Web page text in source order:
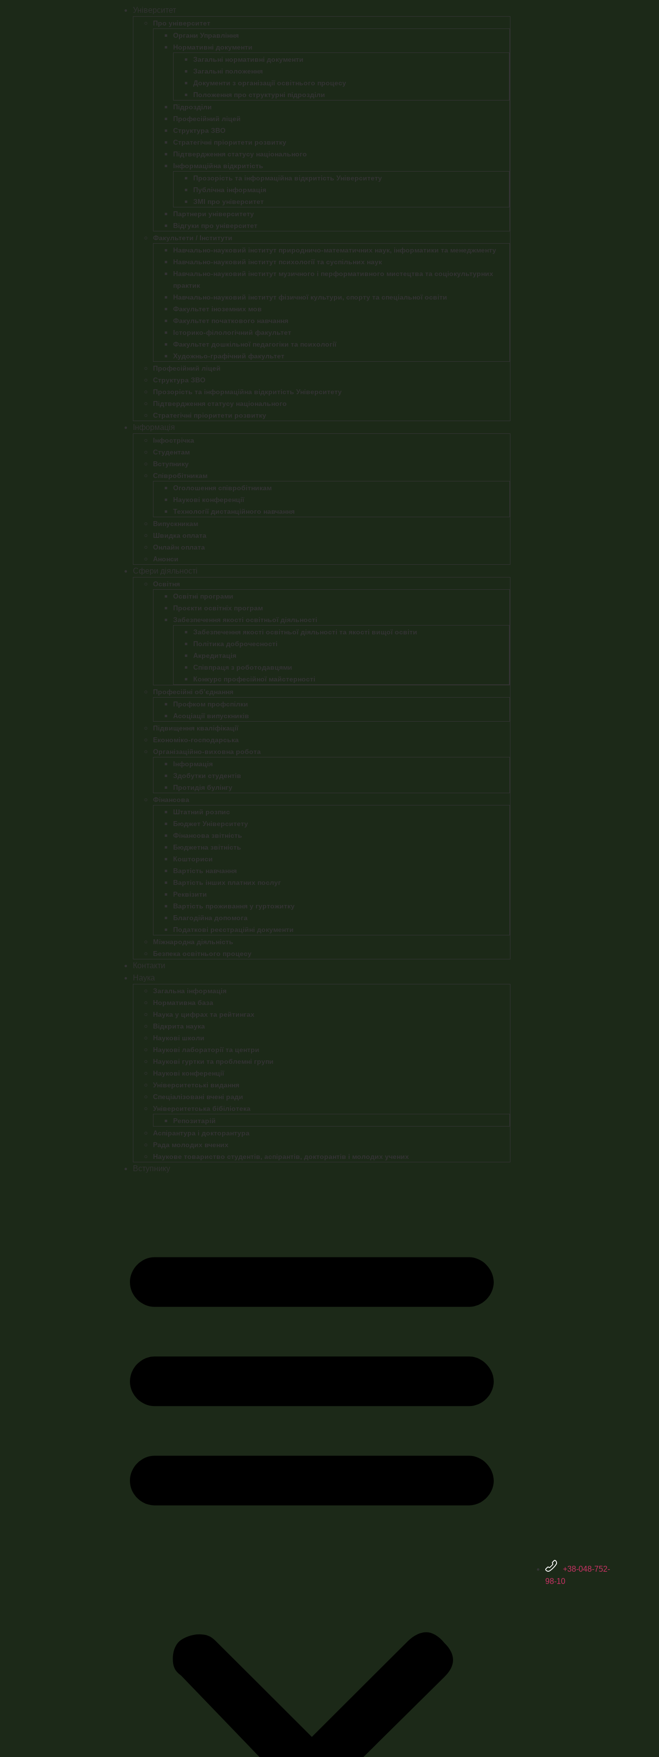
Університет
Про університет
Органи Управління
Нормативні документи
Загальні нормативні документи
Загальні положення
Документи з організації освітнього процесу
Положення про структурні підрозділи
Підрозділи
Професійний ліцей
Структура ЗВО
Стратегічні пріоритети розвитку
Підтвердження статусу національного
Інформаційна відкритість
Прозорість та інформаційна відкритість Університету
Публічна інформація
ЗМІ про університет
Партнери університету
Відгуки про університет
Факультети / Інститути
Навчально-науковий інститут природничо-математичних наук, інформатики та менеджменту
Навчально-науковий інститут психології та суспільних наук
Навчально-науковий інститут музичного і перформативного мистецтва та соціокультурних
практик
Навчально-науковий інститут фізичної культури, спорту та спеціальної освіти
Факультет іноземних мов
Факультет початкового навчання
Історико-філологічний факультет
Факультет дошкільної педагогіки та психології
Художньо-графічний факультет
Професійний ліцей
Структура ЗВО
Прозорість та інформаційна відкритість Університету
Підтвердження статусу національного
Стратегічні пріоритети розвитку
Інформація
Інфострічка
Студентам
Вступнику
Співробітникам
Оголошення співробітникам
Наукові конференції
Технології дистанційного навчання
Випускникам
Швидка оплата
Онлайн оплата
Анонси
Сфери діяльності
Освітня
Освітні програми
Проєкти освітніх програм
Забезпечення якості освітньої діяльності
Забезпечення якості освітньої діяльності та якості вищої освіти
Політика доброчесності
Акредитація
Співпраця з роботодавцями
Конкурс професійної майстерності
Професійні об’єднання
Профком профспілки
Асоціації випускників
Підвищення кваліфікації
Економіко-господарська
Організаційно-виховна робота
Інформація
Здобутки студентів
Протидія булінгу
Фінансова
Штатний розпис
Бюджет Університету
Фінансова звітність
Бюджетна звітність
Кошториси
Вартість навчання
Вартість інших платних послуг
Реквізити
Вартість проживання у гуртожитку
Благодійна допомога
Податкові реєстраційні документи
Міжнародна діяльність
Безпека освітнього процесу
Контакти
Наука
Загальна інформація
Нормативна база
Наука у цифрах та рейтингах
Відкрита наука
Наукові школи
Наукові лабораторії та центри
Наукові гуртки та проблемні групи
Наукові конференції
Університетські видання
Спеціалізовані вчені ради
Університетська бібіліотека
Репозитарій
Аспірантура і докторантура
Рада молодих вчених
Наукове товариство студентів, аспірантів, докторантів і молодих учених
Вступнику
+38-048-752-
98-10